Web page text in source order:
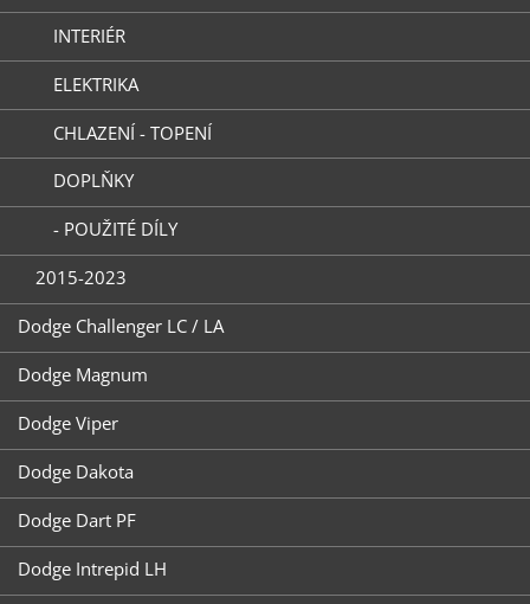
INTERIÉR
ELEKTRIKA
CHLAZENÍ - TOPENÍ
DOPLŇKY
- POUŽITÉ DÍLY
2015-2023
Dodge Challenger LC / LA
Dodge Magnum
Dodge Viper
Dodge Dakota
Dodge Dart PF
Dodge Intrepid LH